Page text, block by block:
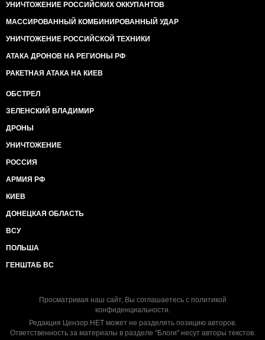
УНИЧТОЖЕНИЕ РОССИЙСКИХ ОККУПАНТОВ
МАССИРОВАННЫЙ КОМБИНИРОВАННЫЙ УДАР
УНИЧТОЖЕНИЕ РОССИЙСКОЙ ТЕХНИКИ
АТАКА ДРОНОВ НА РЕГИОНЫ РФ
РАКЕТНАЯ АТАКА НА КИЕВ
ОБСТРЕЛ
ЗЕЛЕНСКИЙ ВЛАДИМИР
ДРОНЫ
УНИЧТОЖЕНИЕ
РОССИЯ
АРМИЯ РФ
КИЕВ
ДОНЕЦКАЯ ОБЛАСТЬ
ВСУ
ПОЛЬША
ГЕНШТАБ ВС
Просматривая наш сайт, Вы соглашаетесь с политикой
конфиденциальности.
Редакция Цензор.НЕТ может не разделять позицию авторов.
Ответственность за материалы в разделе "Блоги" несут авторы текстов.